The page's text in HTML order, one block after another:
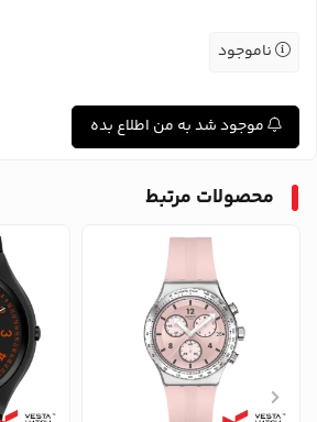
ناموجود
موجود شد به من اطلاع بده
محصولات مرتبط